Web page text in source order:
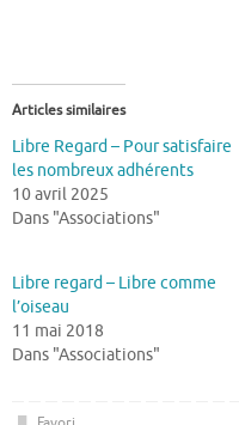
Articles similaires
Libre Regard – Pour satisfaire
les nombreux adhérents
10 avril 2025
Dans "Associations"
Libre regard – Libre comme
l’oiseau
11 mai 2018
Dans "Associations"